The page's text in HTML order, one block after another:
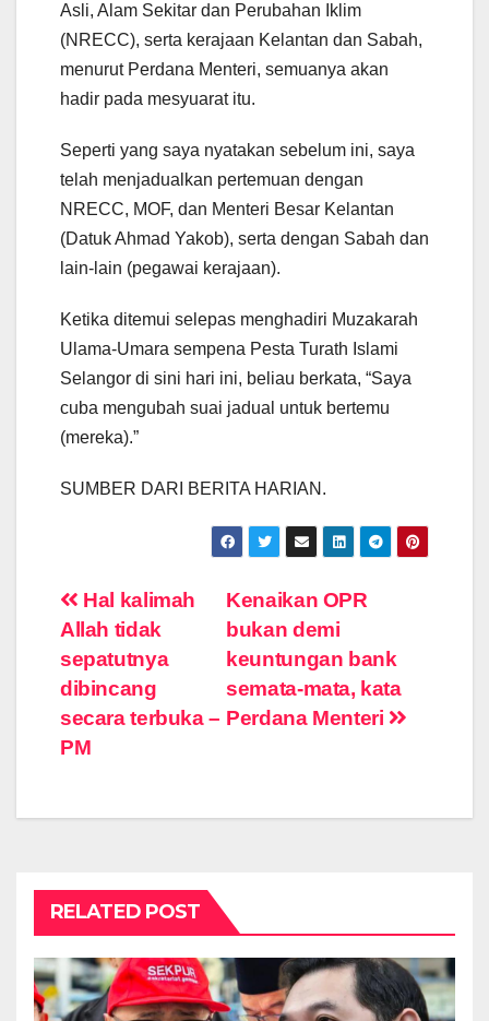
Asli, Alam Sekitar dan Perubahan Iklim
(NRECC), serta kerajaan Kelantan dan Sabah,
menurut Perdana Menteri, semuanya akan
hadir pada mesyuarat itu.
Seperti yang saya nyatakan sebelum ini, saya
telah menjadualkan pertemuan dengan
NRECC, MOF, dan Menteri Besar Kelantan
(Datuk Ahmad Yakob), serta dengan Sabah dan
lain-lain (pegawai kerajaan).
Ketika ditemui selepas menghadiri Muzakarah
Ulama-Umara sempena Pesta Turath Islami
Selangor di sini hari ini, beliau berkata, “Saya
cuba mengubah suai jadual untuk bertemu
(mereka).”
SUMBER DARI BERITA HARIAN.
Post
navigation
Kenaikan OPR
bukan demi
keuntungan bank
semata-mata, kata
Perdana Menteri
Hal kalimah
Allah tidak
sepatutnya
dibincang
secara terbuka –
PM
RELATED POST